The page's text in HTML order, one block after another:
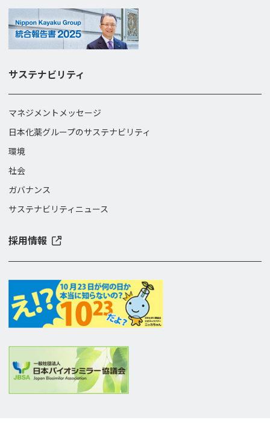
サステナビリティ
マネジメントメッセージ
日本化薬グループのサステナビリティ
環境
社会
ガバナンス
サステナビリティニュース
採用情報